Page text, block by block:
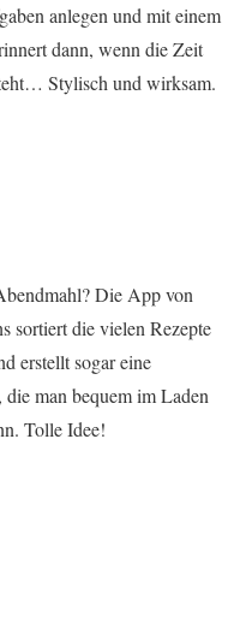
anlegen und mit einem
dann, wenn die Zeit
Stylisch und wirksam.
Die App von
sortiert die vielen Rezepte
erstellt sogar eine
man bequem im Laden
Tolle Idee!